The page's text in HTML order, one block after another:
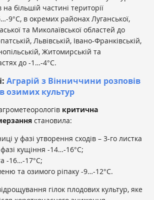
більшій частині території
9°С, в окремих районах Луганської,
та Миколаївської областей до
Львівській, Івано-Франківській,
Житомирській та
до -1…-4°С.
Аграрій з Вінниччини розповів
озимих культур
критична
становила:
у фазі утворення сходів – 3-го листка
кущіння -14…-16°С;
-16…-17°С;
та озимого ріпаку -9…-12°С.
гілок плодових культур, яке